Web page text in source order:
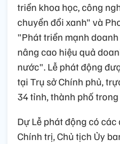
triển khoa học, công
chuyển đổi xanh" và
"Phát triển mạnh
nâng cao hiệu quả
nước". Lễ phát động
tại Trụ sở Chính phủ,
34 tỉnh, thành phố
Dự Lễ phát động có
Chính trị, Chủ tịch Ủy